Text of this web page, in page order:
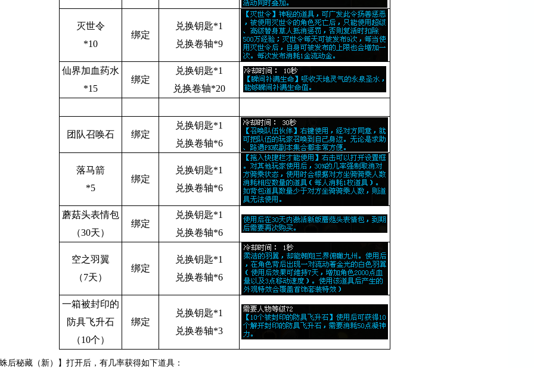
灭世令
*10
绑定
兑换钥匙*1
兑换卷轴*9
仙界加血药水
*15
绑定
兑换钥匙*1
兑换卷轴*20
团队召唤石 绑定
兑换钥匙*1
兑换卷轴*6
落马箭
*5
绑定
兑换钥匙*1
兑换卷轴*6
蘑菇头表情包
（30天）
绑定
兑换钥匙*1
兑换卷轴*6
空之羽翼
（7天）
绑定
兑换钥匙*1
兑换卷轴*6
一箱被封印的
防具飞升石
（10个）
绑定
兑换钥匙*1
兑换卷轴*3
后秘藏（新）】打开后，有几率获得如下道具：